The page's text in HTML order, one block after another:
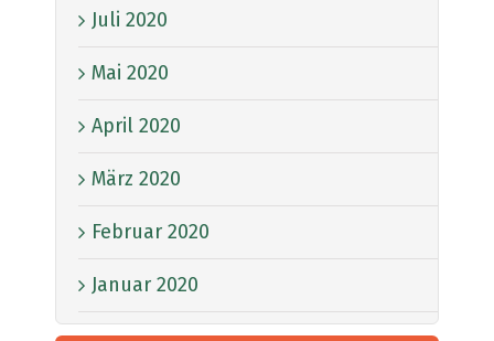
Juli 2020
Mai 2020
April 2020
März 2020
Februar 2020
Januar 2020